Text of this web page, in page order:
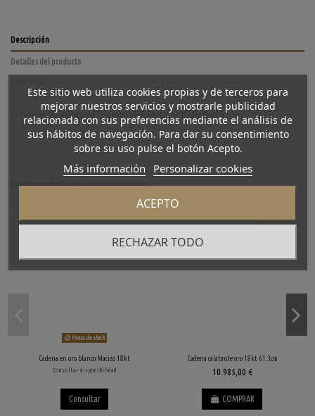
Descripción
Detalles del producto
Cadena de segunda mano en oro de 18 kt. Peso: 15,2 g. Longitud: 52 cm.
16 otros productos en la misma categoría:
Fuera de stock
Cadena en oro blanco Macizo 18kt
Consultar disponibilidad
Consultar
Cadena calabrote oro 18kt 61.3cm
10.985,00 €
COMPRAR
Haz tu
Este sitio web utiliza cookies propias y de terceros para
mejorar nuestros servicios y mostrarle publicidad
relacionada con sus preferencias mediante el análisis de
sus hábitos de navegación. Para dar su consentimiento
sobre su uso pulse el botón Acepto.
Más información Personalizar cookies
RECHAZAR TODO
ACEPTO